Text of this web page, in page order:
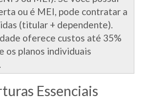
ou é MEI, pode contratar a
(titular + dependente).
oferece custos até 35%
os planos individuais
Essenciais